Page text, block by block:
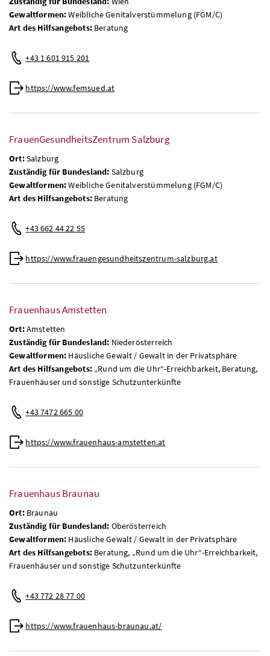
Gewaltformen:Weibliche Genitalverstümmelung (FGM/C)
Art des Hilfsangebots:Beratung
+43 1 601 915 201
https://www.femsued.at
FrauenGesundheitsZentrum Salzburg
Ort:Salzburg
Zuständig für Bundesland: Salzburg
Gewaltformen:Weibliche Genitalverstümmelung (FGM/C)
Art des Hilfsangebots:Beratung
+43 662 44 22 55
https://www.frauengesundheitszentrum-salzburg.at
Frauenhaus Amstetten
Ort:Amstetten
Zuständig für Bundesland: Niederösterreich
Gewaltformen: Häusliche Gewalt / Gewalt in der Privatsphäre
Art des Hilfsangebots:„Rund um die Uhr“-Erreichbarkeit, Beratung,
Frauenhäuser und sonstige Schutzunterkünfte
+43 7472 665 00
https://www.frauenhaus-amstetten.at
Frauenhaus Braunau
Ort:Braunau
Zuständig für Bundesland: Oberösterreich
Gewaltformen: Häusliche Gewalt / Gewalt in der Privatsphäre
Art des Hilfsangebots:Beratung, „Rund um die Uhr“-Erreichbarkeit,
Frauenhäuser und sonstige Schutzunterkünfte
+43 772 28 77 00
https://www.frauenhaus-braunau.at/